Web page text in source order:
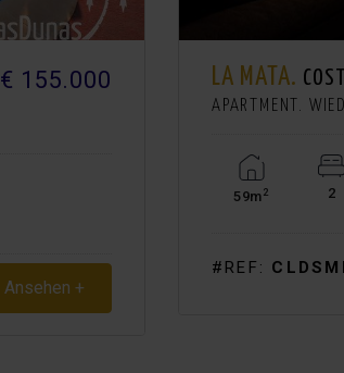
€ 155.000
Ansehen +
LA MATA.
APARTMENT.
59m2 2
#REF: